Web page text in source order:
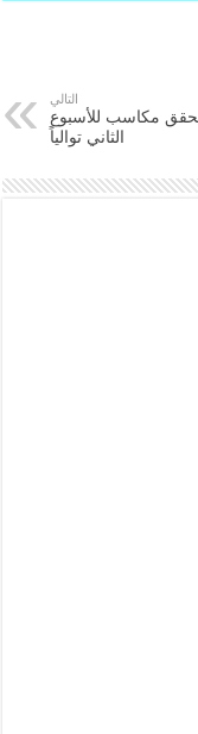
التالي
مكاسب للأسبوع
الثاني توالياً